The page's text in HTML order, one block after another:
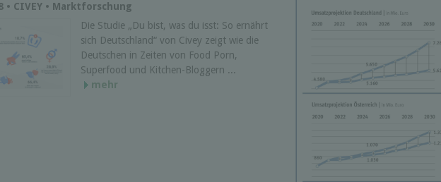
• CIVEY • Marktforschung
Die Studie „Du bist, was du isst: So ernährt
sich Deutschland“ von Civey zeigt wie die
Deutschen in Zeiten von Food Porn,
Superfood und Kitchen-Bloggern ...
mehr